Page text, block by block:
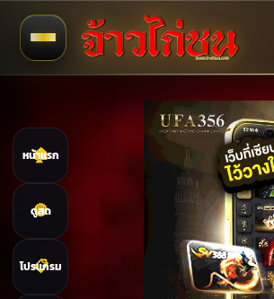
🏠
หน้าแรก
🔴
ดูสด
📋
โปรแกรม